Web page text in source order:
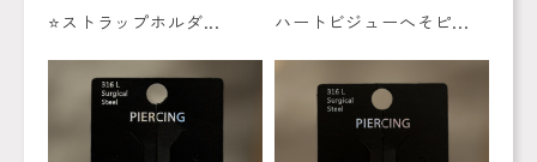
⭐️ストラップホルダ...
ハートビジューへそピ...